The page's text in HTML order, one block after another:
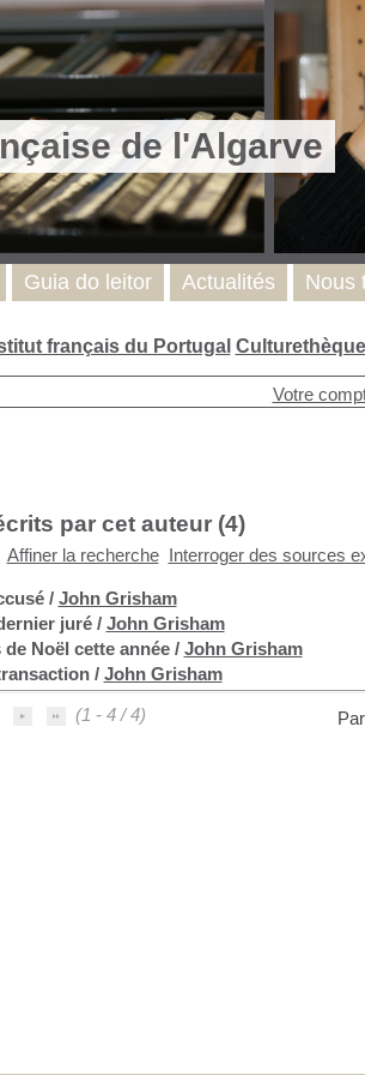
de l'Algarve
français du Portugal Culturethèque
Votre
par cet auteur (4)
Affiner la recherche Interroger des sources
/ John Grisham
juré/ John Grisham
de Noël cette année/ John Grisham
/ John Grisham
(1 - 4 / 4)
Guia do leitor Actualités Nous